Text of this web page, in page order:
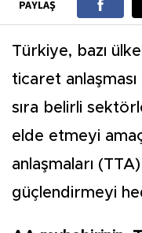
PAYLAŞ
Türkiye, bazı
ticaret
sıra belirli
elde etmeyi
anlaşmaları
güçlendirmeyi